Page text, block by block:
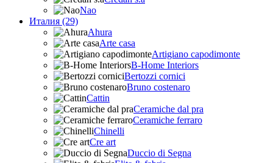
Nao
Италия (29)
Ahura
Arte casa
Artigiano capodimonte
B-Home Interiors
Bertozzi cornici
Bruno costenaro
Cattin
Ceramiche dal pra
Ceramiche ferraro
Chinelli
Cre art
Duccio di Segna